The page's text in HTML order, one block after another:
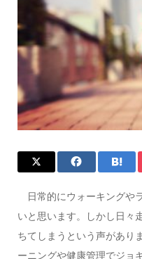
日常的にウォーキングや
いと思います。しかし日々
ちてしまうという声があり
ーニングや健康管理でジョ